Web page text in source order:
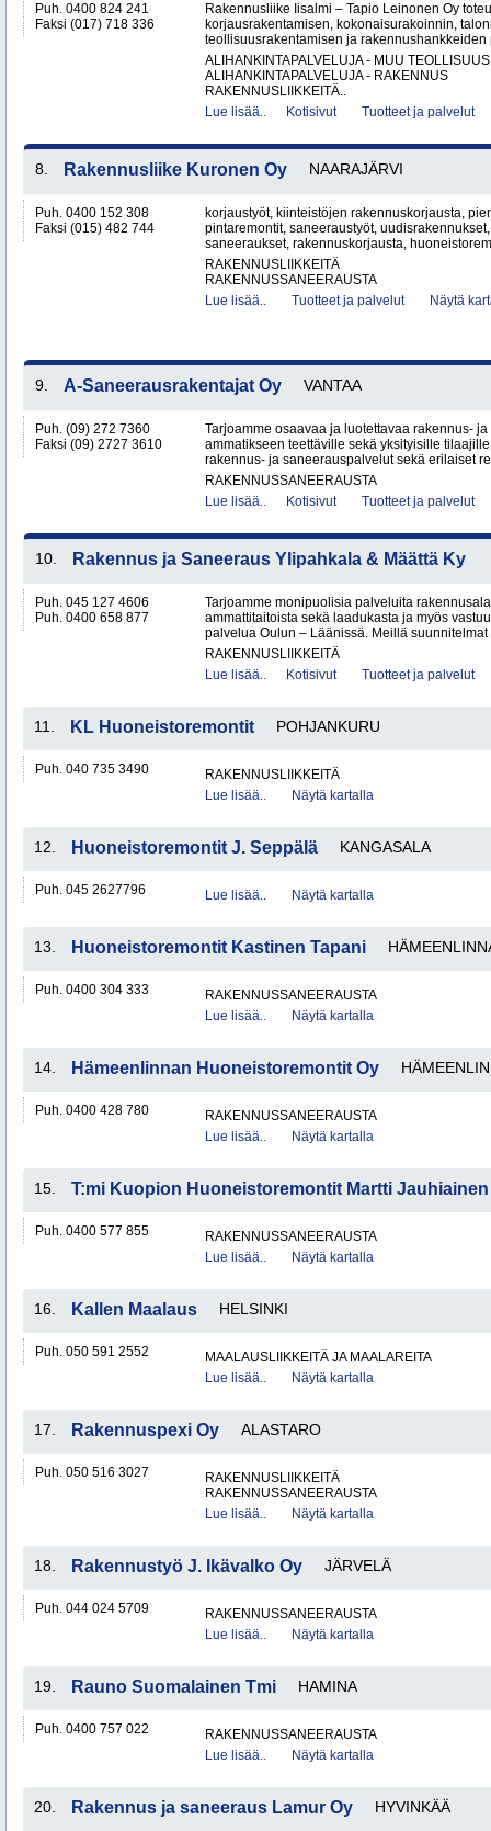
Puh. 0400 824 241
Faksi (017) 718 336
Rakennusliike Iisalmi – Tapio Leinonen Oy
korjausrakentamisen, kokonaisurakoinnin,
teollisuusrakentamisen ja
ALIHANKINTAPALVELUJA - MUU TEOLLISUUS
ALIHANKINTAPALVELUJA - RAKENNUS
RAKENNUSLIIKKEITÄ..
Lue lisää..
Kotisivut Tuotteet ja palvelut
8. Rakennusliike Kuronen Oy NAARAJÄRVI
Puh. 0400 152 308
Faksi (015) 482 744
korjaustyöt, kiinteistöjen rakennuskorjausta,
pintaremontit, saneeraustyöt,
saneeraukset, rakennuskorjausta,
RAKENNUSLIIKKEITÄ
RAKENNUSSANEERAUSTA
Lue lisää..
Tuotteet ja palvelut Näytä
9. A-Saneerausrakentajat Oy VANTAA
Puh. (09) 272 7360
Faksi (09) 2727 3610
Tarjoamme osaavaa ja luotettavaa rakennus-
ammatikseen teettäville sekä yksityisille
rakennus- ja saneerauspalvelut sekä erilaiset
RAKENNUSSANEERAUSTA
Lue lisää..
Kotisivut Tuotteet ja palvelut
10. Rakennus ja Saneeraus Ylipahkala & Määttä Ky
Puh. 045 127 4606
Puh. 0400 658 877
Tarjoamme monipuolisia palveluita
ammattitaitoista sekä laadukasta ja myös
palvelua Oulun – Läänissä. Meillä
RAKENNUSLIIKKEITÄ
Lue lisää..
Kotisivut Tuotteet ja palvelut
11. KL Huoneistoremontit POHJANKURU
Puh. 040 735 3490
RAKENNUSLIIKKEITÄ
Lue lisää..
Näytä kartalla
12. Huoneistoremontit J. Seppälä KANGASALA
Puh. 045 2627796 Lue lisää.. Näytä kartalla
13. Huoneistoremontit Kastinen Tapani
Puh. 0400 304 333
RAKENNUSSANEERAUSTA
Lue lisää..
Näytä kartalla
14. Hämeenlinnan Huoneistoremontit Oy
Puh. 0400 428 780
RAKENNUSSANEERAUSTA
Lue lisää..
Näytä kartalla
15. T:mi Kuopion Huoneistoremontit Martti Jauhiainen
Puh. 0400 577 855
RAKENNUSSANEERAUSTA
Lue lisää..
Näytä kartalla
16. Kallen Maalaus HELSINKI
Puh. 050 591 2552
MAALAUSLIIKKEITÄ JA MAALAREITA
Lue lisää..
Näytä kartalla
17. Rakennuspexi Oy ALASTARO
Puh. 050 516 3027
RAKENNUSLIIKKEITÄ
RAKENNUSSANEERAUSTA
Lue lisää..
Näytä kartalla
18. Rakennustyö J. Ikävalko Oy JÄRVELÄ
Puh. 044 024 5709
RAKENNUSSANEERAUSTA
Lue lisää..
Näytä kartalla
19. Rauno Suomalainen Tmi HAMINA
Puh. 0400 757 022
RAKENNUSSANEERAUSTA
Lue lisää..
Näytä kartalla
20. Rakennus ja saneeraus Lamur Oy HYVINKÄÄ